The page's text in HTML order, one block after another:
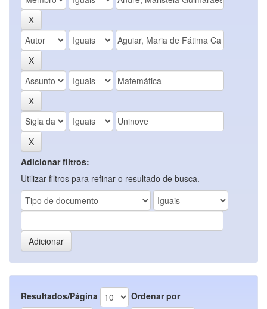
Adicionar filtros:
Utilizar filtros para refinar o resultado de busca.
Resultados/Página Ordenar por